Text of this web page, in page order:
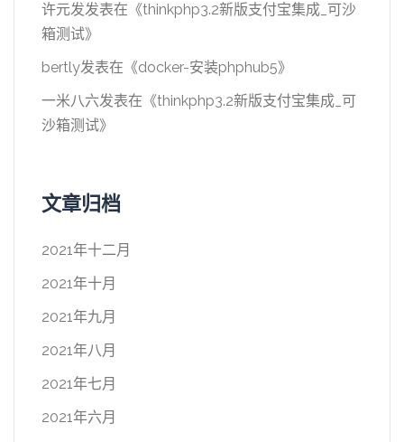
许元发发表在《thinkphp3.2新版支付宝集成_可沙
箱测试》
bertly发表在《docker-安装phphub5》
一米八六发表在《thinkphp3.2新版支付宝集成_可
沙箱测试》
文章归档
2021年十二月
2021年十月
2021年九月
2021年八月
2021年七月
2021年六月